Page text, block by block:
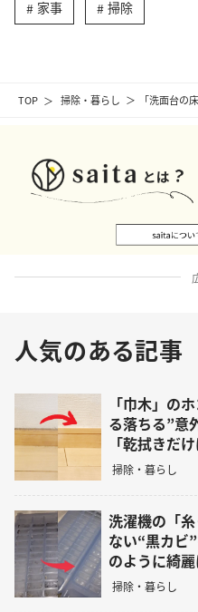
TOP 掃除・暮らし 「洗面台の
家事 掃除
人気のある記事
「巾木」の
る落ちる”意
「乾拭きだ
掃除・暮らし
洗濯機の「
ない“黒カビ
のように綺麗
掃除・暮らし